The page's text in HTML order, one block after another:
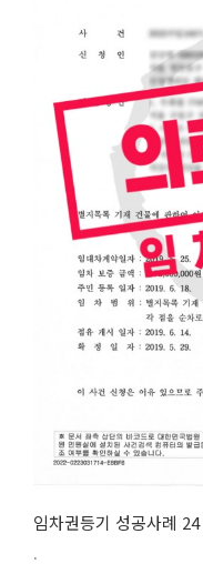
임차권등기 성공사례 24
.